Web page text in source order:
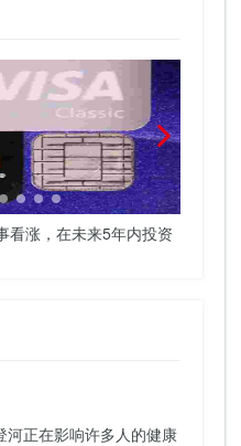
看涨，在未来5年内投资
河正在影响许多人的健康